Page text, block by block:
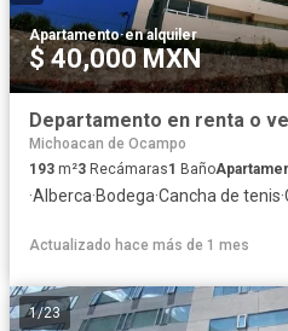
Apartamento·en alquiler
$ 40,000 MXN
Michoacan de Ocampo
193 m²3 Recámaras1 Baño
·Alberca·Bodega·Cancha de tenis·
Actualizado hace más de 1 mes
1/23